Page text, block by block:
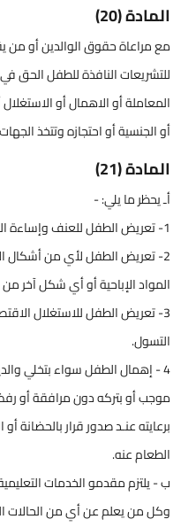
المادة (20)
مع مراعاة حقوق الوالدين أو من
للتشريعات النافذة للطفل الحق
المعاملة أو الاهمال أو
أو الجنسية أو احتجازه وتتخذ
المادة (21)
أـ يحظر ما يلي: -
1- تعريض الطفل للعنف وإساءة المعاملة والاستغلال.
2- تعريض الطفل لأي من أشكال
المواد الإباحية أو أي شكل آخر
3- تعريض الطفل للاستغلال
التسول.
4 - إهمال الطفل سواء بتخلي
موجب أو بتركه دون مرافقة أو
برعايته عنـد صدور قرار بالحضانة
الطعام عنه.
ب - يلتزم مقدمو الخدمات
وكل من يعلم عن أي من الحالات